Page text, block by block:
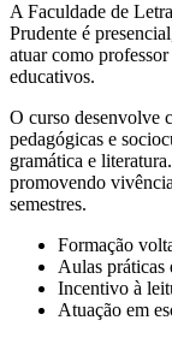
A Faculdade de
Prudente é
atuar como
educativos.
O curso desenvolve
pedagógicas e
gramática e
promovendo
semestres.
Formação
Aulas práticas
Incentivo à
Atuação em